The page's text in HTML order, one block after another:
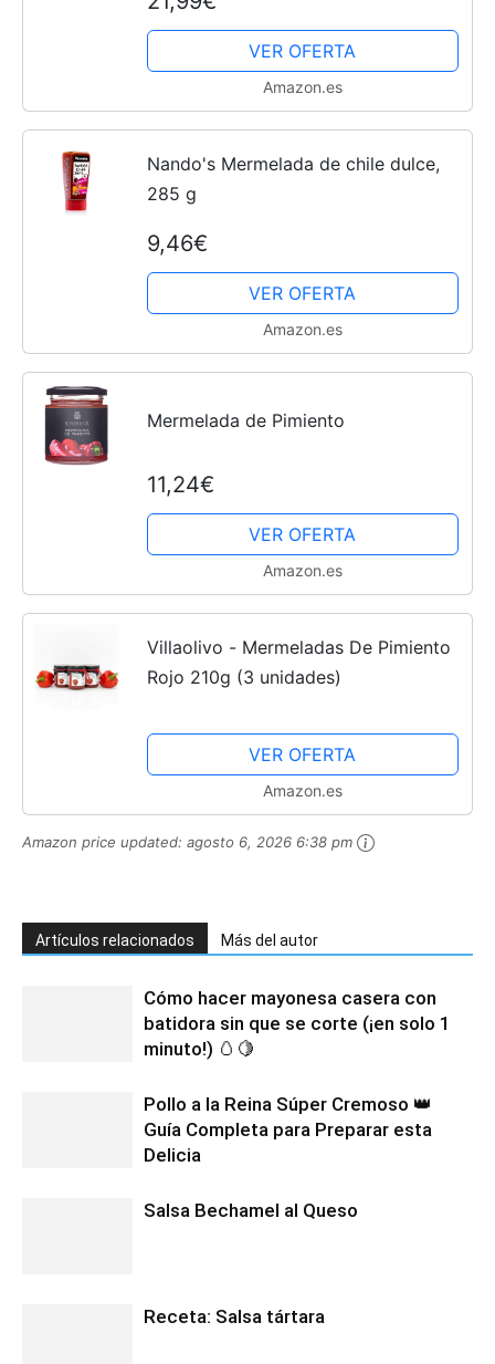
queso - 100% Made Italy - Delizie
Vaticane di...VER OFERTA
Amazon.es
Nando's Mermelada de chile dulce,
285 g
9,46€
VER OFERTA
Amazon.es
Mermelada de Pimiento
11,24€
VER OFERTA
Amazon.es
Villaolivo - Mermeladas De Pimiento
Rojo 210g (3 unidades)
VER OFERTA
Amazon.es
Amazon price updated: agosto 6, 2026 6:38 pm
Artículos relacionados Más del autor
Cómo hacer mayonesa casera con
batidora sin que se corte (¡en solo 1
minuto!) 🥚🍋
Pollo a la Reina Súper Cremoso 👑
Guía Completa para Preparar esta
Delicia
Salsa Bechamel al Queso
Receta: Salsa tártara